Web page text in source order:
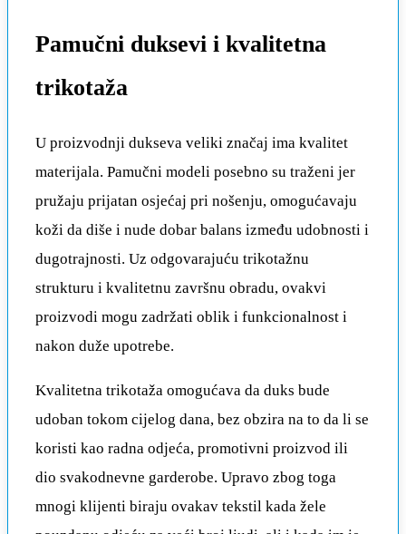
Pamučni duksevi i kvalitetna
trikotaža
U proizvodnji dukseva veliki značaj ima kvalitet
materijala. Pamučni modeli posebno su traženi jer
pružaju prijatan osjećaj pri nošenju, omogućavaju
koži da diše i nude dobar balans između udobnosti i
dugotrajnosti. Uz odgovarajuću trikotažnu
strukturu i kvalitetnu završnu obradu, ovakvi
proizvodi mogu zadržati oblik i funkcionalnost i
nakon duže upotrebe.
Kvalitetna trikotaža omogućava da duks bude
udoban tokom cijelog dana, bez obzira na to da li se
koristi kao radna odjeća, promotivni proizvod ili
dio svakodnevne garderobe. Upravo zbog toga
mnogi klijenti biraju ovakav tekstil kada žele